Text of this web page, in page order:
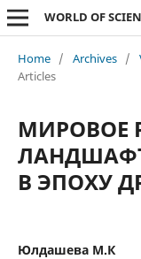
WORLD OF
Home / Archives /
Articles
МИРОВОЕ
В ЭПОХУ
Юлдашева М.К